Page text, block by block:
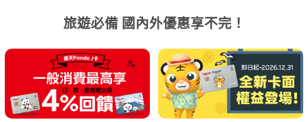
旅遊必備 國內外優惠享不完！